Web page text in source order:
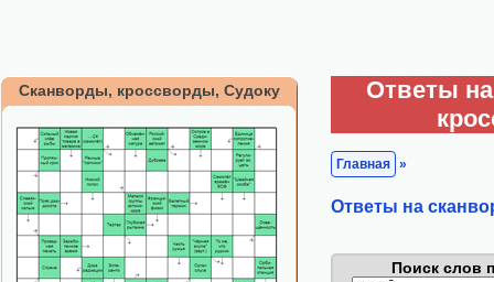
Сканворды, кроссворды, Судоку
Ответы
Главная »
Ответы на
Поиск слов